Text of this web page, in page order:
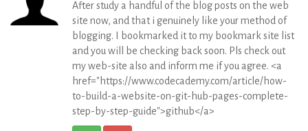
After study a handful of the blog posts on the web
site now, and that i genuinely like your method of
blogging. I bookmarked it to my bookmark site list
and you will be checking back soon. Pls check out
my web-site also and inform me if you agree. <a
href="https://www.codecademy.com/article/how-
to-build-a-website-on-git-hub-pages-complete-
step-by-step-guide">github</a>